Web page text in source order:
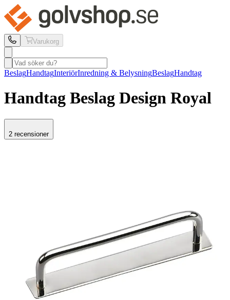
Varukorg
BeslagHandtagInteriörInredning & BelysningBeslagHandtag
Handtag Beslag Design Royal
2 recensioner